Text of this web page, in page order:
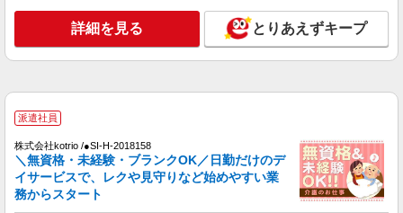
ショートステイ／介護職／10-14時
時給1,193円〜1,257円 ※経験・能力・資格等
による ※一律処遇改善加算含む 〇時間外勤務手当
〇土日祝勤務手当 〇夜勤手当 〇深夜勤務手当 〇
7:00〜8:00/夜間18:00〜20:00は時給25％UP
パート
パナソニックエイジフリーケアセンター中浦和
ショートステイ／介護職／遅出のみ
詳細を見る とりあえずキープ
派遣社員
株式会社kotrio /●SI-H-2018158
＼無資格・未経験・ブランクOK／日勤だけのデ
イサービスで、レクや見守りなど始めやすい業
務からスタート